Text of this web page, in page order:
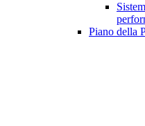
Piano della